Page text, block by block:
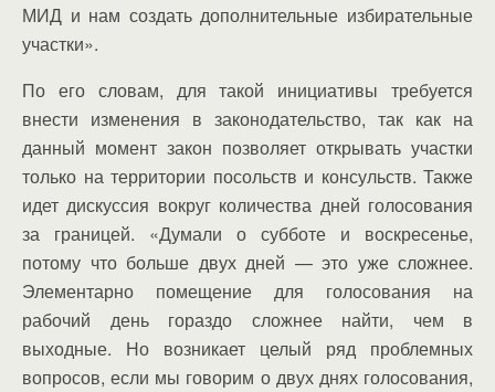
МИД и нам создать дополнительные избирательные
участки».
По его словам, для такой инициативы требуется
внести изменения в законодательство, так как на
данный момент закон позволяет открывать участки
только на территории посольств и консульств. Также
идет дискуссия вокруг количества дней голосования
за границей. «Думали о субботе и воскресенье,
потому что больше двух дней — это уже сложнее.
Элементарно помещение для голосования на
рабочий день гораздо сложнее найти, чем в
выходные. Но возникает целый ряд проблемных
вопросов, если мы говорим о двух днях голосования,